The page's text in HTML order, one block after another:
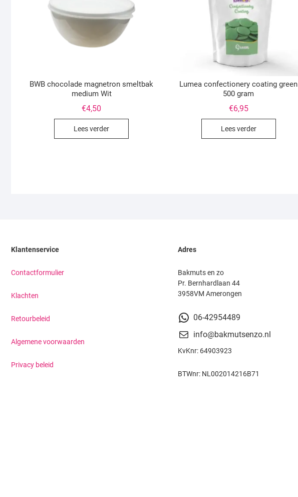
BWB chocolade magnetron smeltbak
medium Wit
€4,50
Lees verder
Lumea confectionery coating green
500 gram
€6,95
Lees verder
Klantenservice
Contactformulier
Klachten
Retourbeleid
Algemene voorwaarden
Privacy beleid
Adres
Bakmuts en zo
Pr. Bernhardlaan 44
3958VM Amerongen
06-42954489
info@bakmutsenzo.nl
KvKnr: 64903923
BTWnr: NL002014216B71